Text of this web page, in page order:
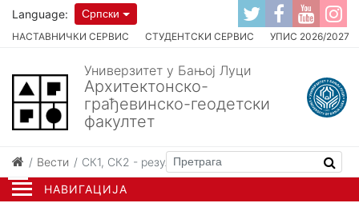
НАВИГАЦИЈА
НАСТАВНИЧКИ СЕРВИС СТУДЕНТСКИ СЕРВИС УПИС 2026/2027
Language: Српски
Универзитет у Бањој Луци
Архитектонско-
грађевинско-геодетски
факултет
Вести СК1, СК2 - резултати писменог дијела испита